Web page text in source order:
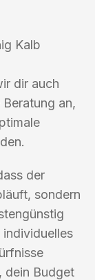
Kalb
dir auch
an,
der
sondern
dein Budget